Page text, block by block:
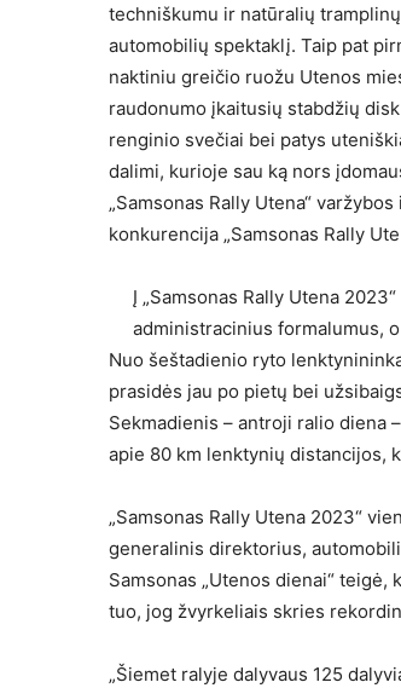
techniškumu ir natūralių
automobilių spektaklį. Taip pat
naktiniu greičio ruožu Utenos
raudonumo įkaitusių stabdžių
renginio svečiai bei patys
dalimi, kurioje sau ką nors
„Samsonas Rally Utena“
konkurencija „Samsonas Rally
Į „Samsonas Rally Utena
administracinius formalumus,
Nuo šeštadienio ryto
prasidės jau po pietų bei
Sekmadienis – antroji ralio diena
apie 80 km lenktynių distancijos,
„Samsonas Rally Utena 2023“
generalinis direktorius,
Samsonas „Utenos dienai“
tuo, jog žvyrkeliais skries
„Šiemet ralyje dalyvaus 125